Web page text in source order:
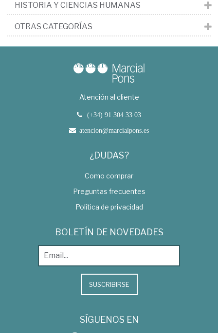
HISTORIA Y CIENCIAS HUMANAS
OTRAS CATEGORÍAS
Atención al cliente
(+34) 91 304 33 03
atencion@marcialpons.es
¿DUDAS?
Como comprar
Preguntas frecuentes
Política de privacidad
BOLETÍN DE NOVEDADES
SUSCRIBIRSE
SÍGUENOS EN